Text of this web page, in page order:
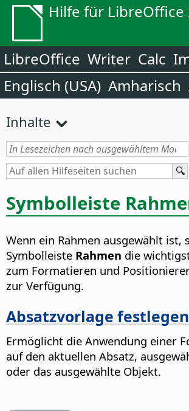
Hilfe für LibreOffice
LibreOffice Writer Calc
Englisch (USA) Amharisch
Inhalte
Symbolleiste
Wenn ein Rahmen ausgewählt ist,
Symbolleiste Rahmen die
zum Formatieren und
zur Verfügung.
Absatzvorlage festlegen
Ermöglicht die Anwendung einer
auf den aktuellen Absatz,
oder das ausgewählte Objekt.